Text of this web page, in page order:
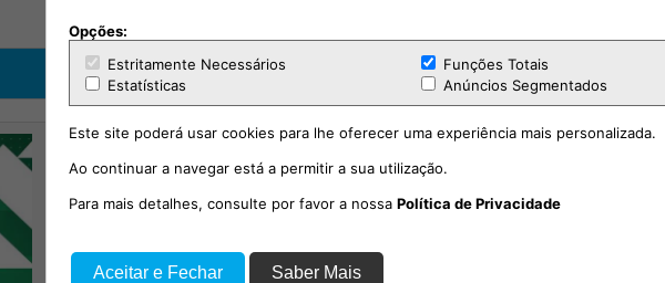
Opções:
Estritamente Necessários
Funções Totais
Estatísticas
Anúncios Segmentados
Este site poderá usar cookies para lhe oferecer uma experiência mais personalizada.
Ao continuar a navegar está a permitir a sua utilização.
Para mais detalhes, consulte por favor a nossa Política de Privacidade
Aceitar e Fechar Saber Mais